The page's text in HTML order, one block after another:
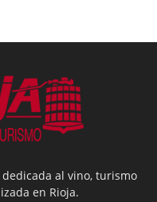
al vino, turismo
en Rioja.